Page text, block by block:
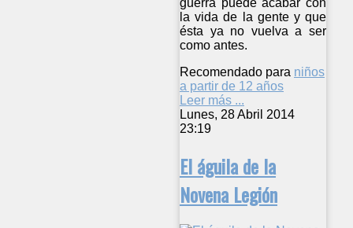
guerra puede acabar con
la vida de la gente y que
ésta ya no vuelva a ser
como antes.
Recomendado para niños
a partir de 12 años
Leer más ...
Lunes, 28 Abril 2014
23:19
El águila de la
Novena Legión